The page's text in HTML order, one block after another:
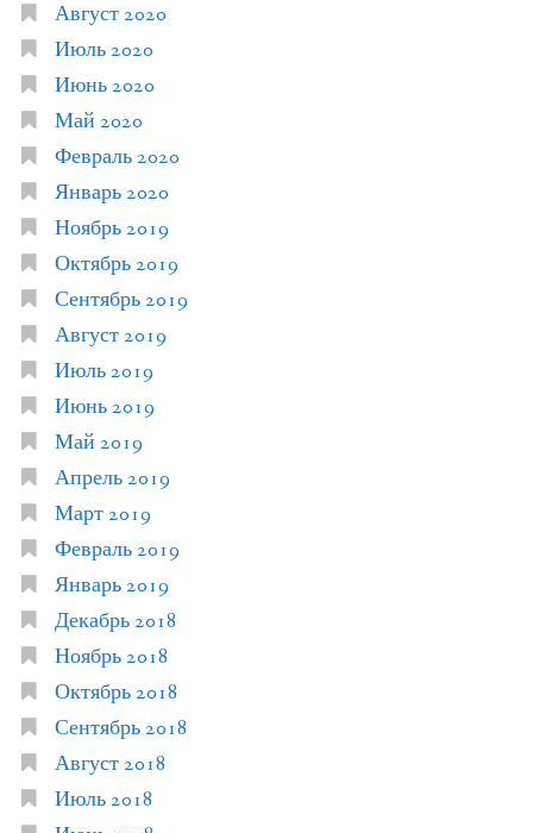
Август 2020
Июль 2020
Июнь 2020
Май 2020
Февраль 2020
Январь 2020
Ноябрь 2019
Октябрь 2019
Сентябрь 2019
Август 2019
Июль 2019
Июнь 2019
Май 2019
Апрель 2019
Март 2019
Февраль 2019
Январь 2019
Декабрь 2018
Ноябрь 2018
Октябрь 2018
Сентябрь 2018
Август 2018
Июль 2018